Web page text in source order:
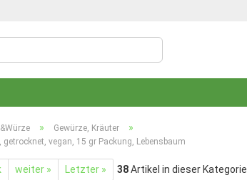
» Gewürze, Kräuter »
vegan, 15 gr Packung, Lebensbaum
weiter » Letzter » 38Artikel in dieser Kategorie